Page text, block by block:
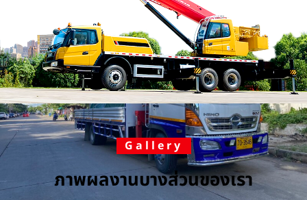
Gallery
ภาพผลงานบางส่วนของเรา